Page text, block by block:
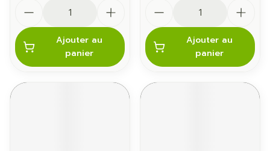
Ajouter au
panier
Ajouter au
panier